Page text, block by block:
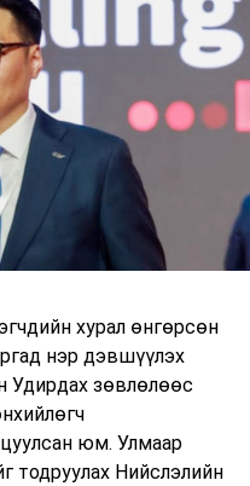
хурал өнгөрсөн
нэр дэвшүүлэх
зөвлөлөөс
юм. Улмаар
тодруулах Нийслэлийн